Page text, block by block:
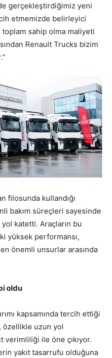
gerçekleştirdiğimiz yeni
etmemizde belirleyici
sahip olma maliyeti
Renault Trucks bizim
filosunda kullandığı
bakım süreçleri sayesinde
katetti. Araçların bu
yüksek performansı,
önemli unsurlar arasında
oldu
kapsamında tercih ettiği
özellikle uzun yol
verimliliği ile öne çıkıyor.
yakıt tasarrufu olduğuna